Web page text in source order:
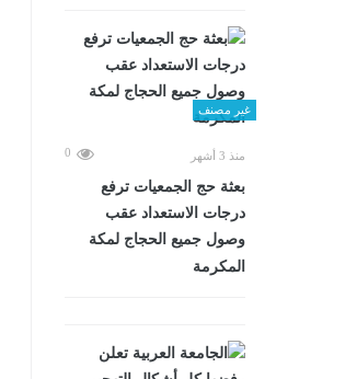
غير مصنف
منذ 3 أشهر 0
بعثة حج الجمعيات ترفع
درجات الاستعداد عقب
وصول جميع الحجاج لمكة
المكرمة